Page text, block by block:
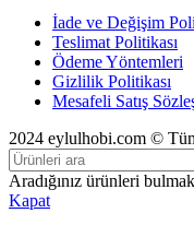
İade ve Değişim
Teslimat Politikası
Ödeme Yöntemleri
Gizlilik Politikası
Mesafeli Satış
2024 eylulhobi.com ©
Aradığınız ürünleri
Kapat